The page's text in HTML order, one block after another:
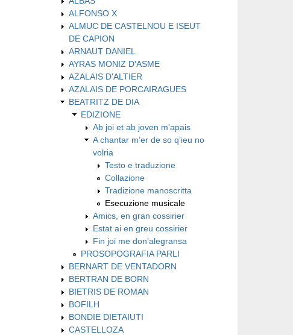
ALFONSO X
ALMUC DE CASTELNOU E ISEUT
DE CAPION
ARNAUT DANIEL
AYRAS MONIZ D'ASME
AZALAIS D'ALTIER
AZALAIS DE PORCAIRAGUES
BEATRITZ DE DIA
EDIZIONE
Ab joi et ab joven m'apais
A chantar m’er de so q’ieu no
volria
Testo e traduzione
Collazione
Tradizione manoscritta
Esecuzione musicale
Amics, en gran cossirier
Estat ai en greu cossirier
Fin joi me don’alegransa
PROSOPOGRAFIA PARLI
BERNART DE VENTADORN
BERTRAN DE BORN
BIETRIS DE ROMAN
BOFILH
BONDIE DIETAIUTI
CASTELLOZA